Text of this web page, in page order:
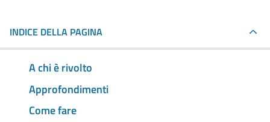
INDICE DELLA PAGINA
A chi è rivolto
Approfondimenti
Come fare